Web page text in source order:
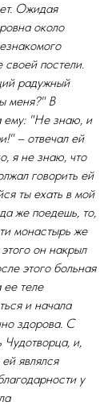
Ожидая
около
постели.
радужный
меня?" В
ему: "Не знаю, и
– отвечал ей
я не знаю, что
говорить ей
ты ехать в мой
же поедешь, то,
монастырь же
он накрыл
этого больная
ее теле
и начала
здорова. С
Чудотворца, и,
являлся
у